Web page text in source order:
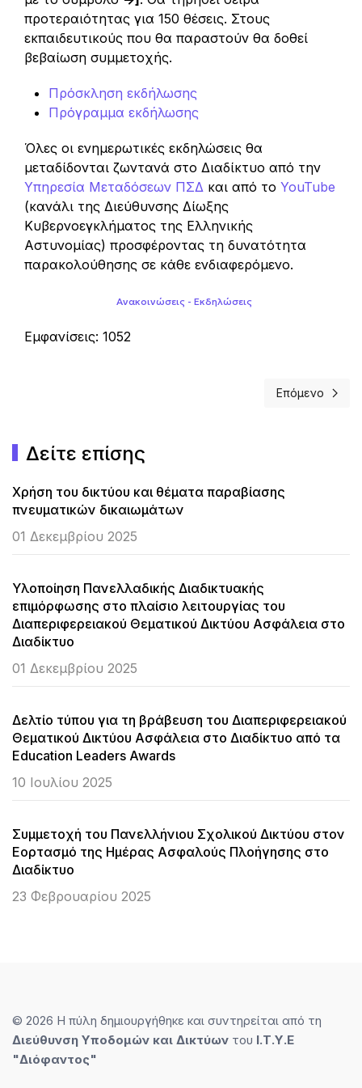
προτεραιότητας για 150 θέσεις. Στους
εκπαιδευτικούς που θα παραστούν θα δοθεί
βεβαίωση συμμετοχής.
Πρόσκληση εκδήλωσης
Πρόγραμμα εκδήλωσης
Όλες οι ενημερωτικές εκδηλώσεις θα
μεταδίδονται ζωντανά στο Διαδίκτυο από την
Υπηρεσία Μεταδόσεων ΠΣΔ και από το YouTube
(κανάλι της Διεύθυνσης Δίωξης
Κυβερνοεγκλήματος της Ελληνικής
Αστυνομίας) προσφέροντας τη δυνατότητα
παρακολούθησης σε κάθε ενδιαφερόμενο.
Ανακοινώσεις - Εκδηλώσεις
Εμφανίσεις: 1052
Επόμενο
Επόμενο
Δείτε επίσης
Χρήση του δικτύου και θέματα παραβίασης
πνευματικών δικαιωμάτων
01 Δεκεμβρίου 2025
Υλοποίηση Πανελλαδικής Διαδικτυακής
επιμόρφωσης στο πλαίσιο λειτουργίας του
Διαπεριφερειακού Θεματικού Δικτύου Ασφάλεια στο
Διαδίκτυο
01 Δεκεμβρίου 2025
Δελτίο τύπου για τη βράβευση του Διαπεριφερειακού
Θεματικού Δικτύου Ασφάλεια στο Διαδίκτυο από τα
Education Leaders Awards
10 Ιουλίου 2025
Συμμετοχή του Πανελλήνιου Σχολικού Δικτύου στον
Εορτασμό της Ημέρας Ασφαλούς Πλοήγησης στο
Διαδίκτυο
23 Φεβρουαρίου 2025
© 2026 Η πύλη δημιουργήθηκε και συντηρείται από τη
Διεύθυνση Υποδομών και Δικτύων του Ι.Τ.Υ.E
"Διόφαντος"